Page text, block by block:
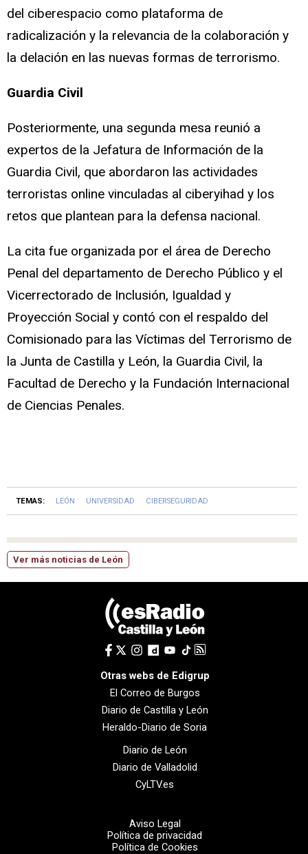
del ciberespacio como plataforma de
radicalización y la relevancia de la colaboración y
la delación en las nuevas formas de terrorismo.
Guardia Civil
Posteriormente, una segunda mesa reunió a
expertos de la Jefatura de Información de la
Guardia Civil, que abordaron las actividades
terroristas online vinculadas al ciberyihad y los
retos que plantean para la defensa nacional.
La cita fue organizada por el área de Derecho
Penal del departamento de Derecho Público y el
Vicerrectorado de Inclusión, Igualdad y
Proyección Social y contó con el respaldo del
Comisionado para las Víctimas del Terrorismo de
la Junta de Castilla y León, la Guardia Civil, la
Facultad de Derecho y la Fundación Internacional
de Ciencias Penales.
TEMAS: LEÓN UNIVERSIDAD CIBERSEGURIDAD
Ver más noticias de León
Otras webs de Edigrup
El Correo de Burgos
Diario de Castilla y León
Heraldo-Diario de Soria
Diario de León
Diario de Valladolid
CyLTV.es
Aviso Legal
Política de privacidad
Política de Cookies